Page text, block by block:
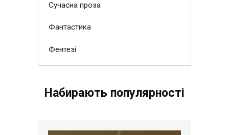
Сучасна проза
Фантастика
Фентезі
Набирають популярності